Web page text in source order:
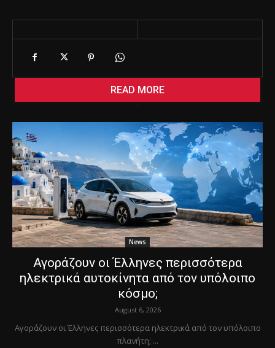
READ MORE
News
Αγοράζουν οι Έλληνες περισσότερα
ηλεκτρικά αυτοκίνητα από τον υπόλοιπο
κόσμο;
August 6, 2026
Αγοράζουν οι Έλληνες περισσότερα ηλεκτρικά από τον υπόλοιπο
πλανήτη; ...